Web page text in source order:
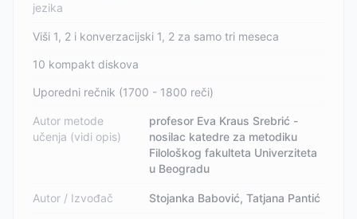
jezika
Viši 1, 2 i konverzacijski 1, 2 za samo tri meseca
10 kompakt diskova
Uporedni rečnik (1700 - 1800 reči)
Autor metode
učenja (vidi opis)
profesor Eva Kraus Srebrić -
nosilac katedre za metodiku
Filološkog fakulteta Univerziteta
u Beogradu
Autor / Izvođač Stojanka Babović, Tatjana Pantić